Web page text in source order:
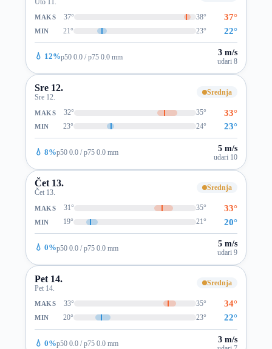
MAKS 37° 38° 37°
MIN 21° 23° 22°
💧 12%p50 0.0 / p75 0.0 mm 3 m/s
udari 8
Sre 12.
Sre 12.
Srednja
MAKS 32° 35° 33°
MIN 23° 24° 23°
💧 8%p50 0.0 / p75 0.0 mm 5 m/s
udari 10
Čet 13.
Čet 13.
Srednja
MAKS 31° 35° 33°
MIN 19° 21° 20°
💧 0%p50 0.0 / p75 0.0 mm 5 m/s
udari 9
Pet 14.
Pet 14.
Srednja
MAKS 33° 35° 34°
MIN 20° 23° 22°
💧 0%p50 0.0 / p75 0.0 mm 3 m/s